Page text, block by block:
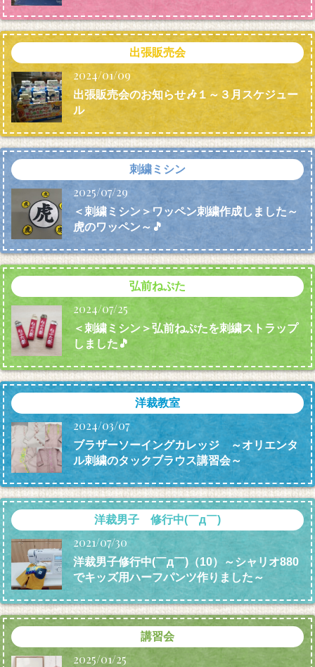
出張販売会
2024/01/09
出張販売会のお知らせ🎶１～３月スケジュー
ル
刺繍ミシン
2025/07/29
＜刺繍ミシン＞ワッペン刺繍作成しました～
虎のワッペン～🎵
弘前ねぷた
2024/07/25
＜刺繍ミシン＞弘前ねぷたを刺繍ストラップ
しました🎵
洋裁教室
2024/03/07
ブラザーソーイングカレッジ ～オリエンタ
ル刺繍のタックブラウス講習会～
洋裁男子 修行中(￣д￣)
2021/07/30
洋裁男子修行中(￣д￣)（10）～シャリオ880
でキッズ用ハーフパンツ作りました～
講習会
2025/01/25